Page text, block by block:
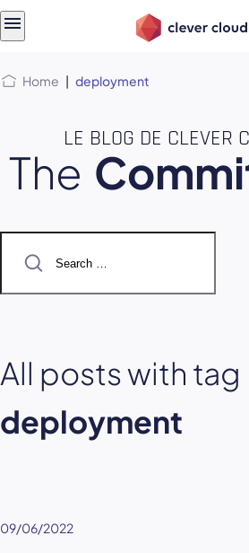
Home | deployment
LE BLOG DE CLEVER
The
for:
All posts with tag
deployment
09/06/2022